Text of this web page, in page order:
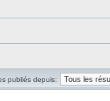
publiés depuis: